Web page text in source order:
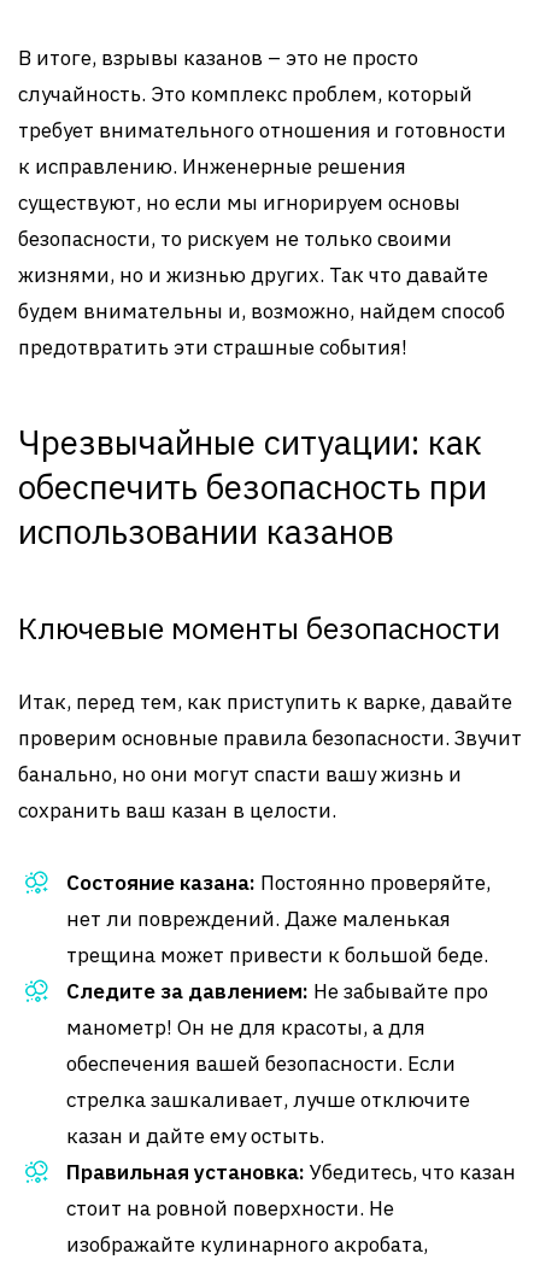
В итоге, взрывы казанов – это не просто
случайность. Это комплекс проблем, который
требует внимательного отношения и готовности
к исправлению. Инженерные решения
существуют, но если мы игнорируем основы
безопасности, то рискуем не только своими
жизнями, но и жизнью других. Так что давайте
будем внимательны и, возможно, найдем способ
предотвратить эти страшные события!
Чрезвычайные ситуации: как
обеспечить безопасность при
использовании казанов
Ключевые моменты безопасности
Итак, перед тем, как приступить к варке, давайте
проверим основные правила безопасности. Звучит
банально, но они могут спасти вашу жизнь и
сохранить ваш казан в целости.
Состояние казана: Постоянно проверяйте,
нет ли повреждений. Даже маленькая
трещина может привести к большой беде.
Следите за давлением: Не забывайте про
манометр! Он не для красоты, а для
обеспечения вашей безопасности. Если
стрелка зашкаливает, лучше отключите
казан и дайте ему остыть.
Правильная установка: Убедитесь, что казан
стоит на ровной поверхности. Не
изображайте кулинарного акробата,